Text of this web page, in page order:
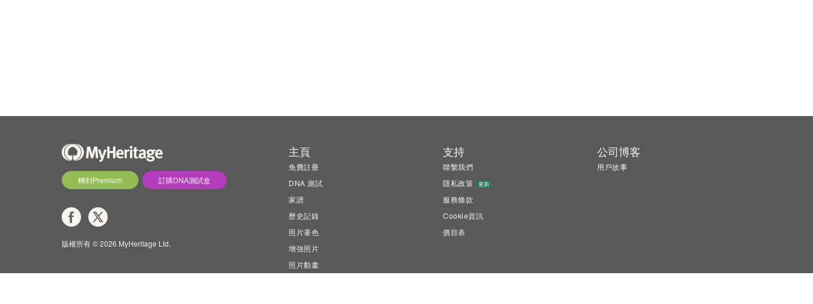
轉到Premium 訂購DNA測試盒
版權所有 © 2026 MyHeritage Ltd.
主頁
免費註冊
DNA 測試
家譜
歷史記錄
照片著色
增強照片
照片動畫
支持
聯繫我們
隱私政策
更新
服務條款
Cookie資訊
價目表
公司博客
用戶故事